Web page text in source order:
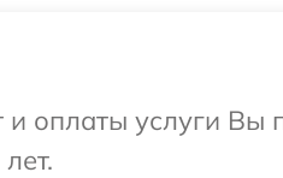
и оплаты услуги